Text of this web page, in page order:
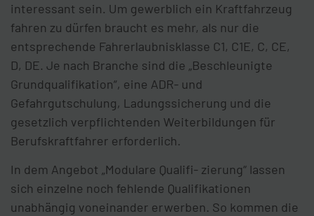
interessant sein. Um gewerblich ein Kraftfahrzeug
fahren zu dürfen braucht es mehr, als nur die
entsprechende Fahrerlaubnisklasse C1, C1E, C, CE,
D, DE. Je nach Branche sind die „Beschleunigte
Grundqualifikation“, eine ADR- und
Gefahrgutschulung, Ladungssicherung und die
gesetzlich verpflichtenden Weiterbildungen für
Berufskraftfahrer erforderlich.
In dem Angebot „Modulare Qualifi- zierung“ lassen
sich einzelne noch fehlende Qualifikationen
unabhängig voneinander erwerben. So kommen die